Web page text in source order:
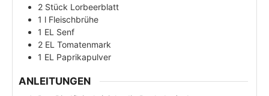
2 Stück Lorbeerblatt
1 l Fleischbrühe
1 EL Senf
2 EL Tomatenmark
1 EL Paprikapulver
ANLEITUNGEN